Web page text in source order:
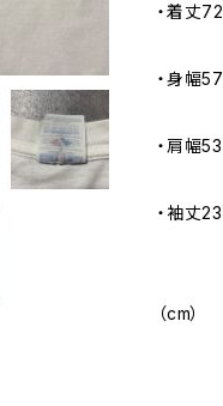
・着丈72
・身幅57
・肩幅53
・袖丈23
（cm）